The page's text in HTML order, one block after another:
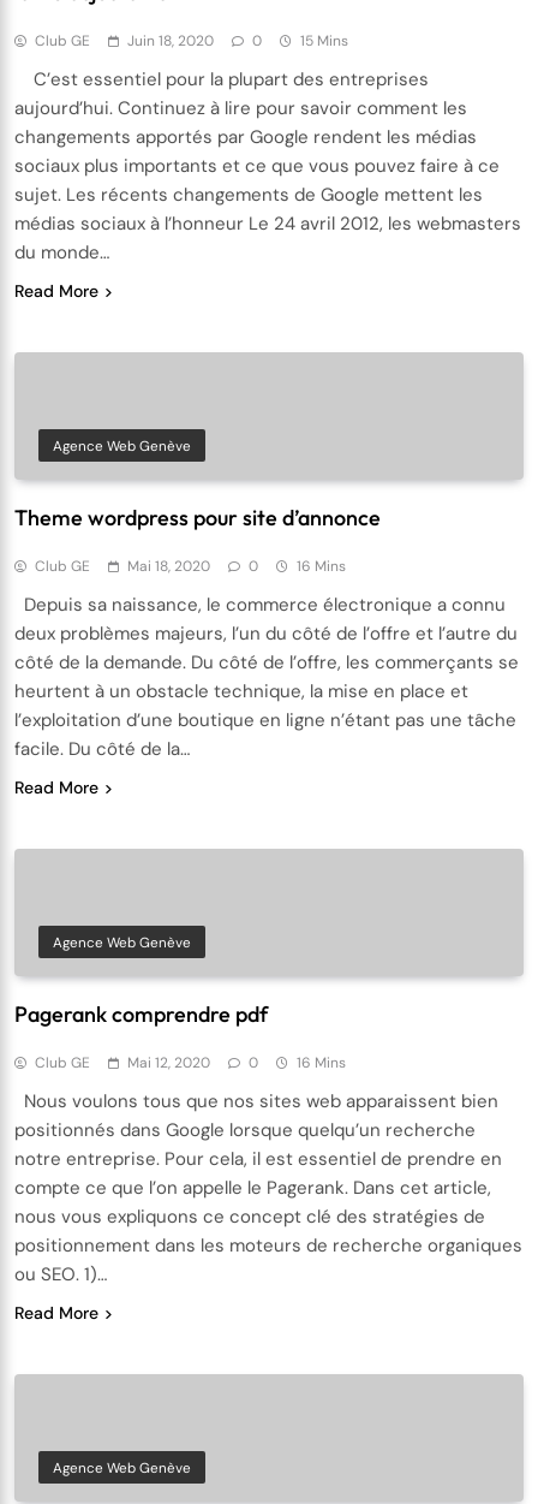
Club GE Juin 18, 2020 0 15 Mins
C’est essentiel pour la plupart des entreprises
aujourd’hui. Continuez à lire pour savoir comment les
changements apportés par Google rendent les médias
sociaux plus importants et ce que vous pouvez faire à ce
sujet. Les récents changements de Google mettent les
médias sociaux à l’honneur Le 24 avril 2012, les webmasters
du monde…
Read More
Agence Web Genève
Theme wordpress pour site d’annonce
Club GE Mai 18, 2020 0 16 Mins
Depuis sa naissance, le commerce électronique a connu
deux problèmes majeurs, l’un du côté de l’offre et l’autre du
côté de la demande. Du côté de l’offre, les commerçants se
heurtent à un obstacle technique, la mise en place et
l’exploitation d’une boutique en ligne n’étant pas une tâche
facile. Du côté de la…
Read More
Agence Web Genève
Pagerank comprendre pdf
Club GE Mai 12, 2020 0 16 Mins
Nous voulons tous que nos sites web apparaissent bien
positionnés dans Google lorsque quelqu’un recherche
notre entreprise. Pour cela, il est essentiel de prendre en
compte ce que l’on appelle le Pagerank. Dans cet article,
nous vous expliquons ce concept clé des stratégies de
positionnement dans les moteurs de recherche organiques
ou SEO. 1)…
Read More
Agence Web Genève